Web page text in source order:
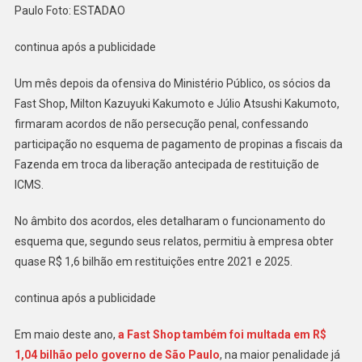
Paulo Foto: ESTADAO
continua após a publicidade
Um mês depois da ofensiva do Ministério Público, os sócios da
Fast Shop, Milton Kazuyuki Kakumoto e Júlio Atsushi Kakumoto,
firmaram acordos de não persecução penal, confessando
participação no esquema de pagamento de propinas a fiscais da
Fazenda em troca da liberação antecipada de restituição de
ICMS.
No âmbito dos acordos, eles detalharam o funcionamento do
esquema que, segundo seus relatos, permitiu à empresa obter
quase R$ 1,6 bilhão em restituições entre 2021 e 2025.
continua após a publicidade
Em maio deste ano, a Fast Shop também foi multada em R$
1,04 bilhão pelo governo de São Paulo, na maior penalidade já